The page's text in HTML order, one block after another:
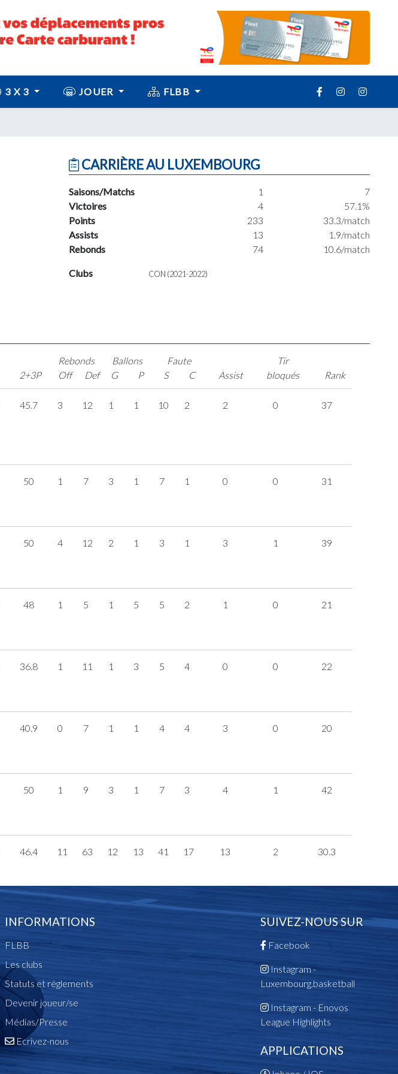
3 X 3 JOUER FLBB
CARRIÈRE AU LUXEMBOURG
Saisons/Matchs 1
7
Victoires
4
57.1%
Points
233
33.3/match
Assists
13
1.9/match
Rebonds
74 10.6/match
Clubs CON (2021-2022)
2+3P
Rebonds
Off
Def
Ballons
G
P
Faute
S
C Assist
Tir
bloqués
Rank
45.7 3 12 1 1 10 2 2 0 37
50 1 7 3 1 7 1 0 0 31
50 4 12 2 1 3 1 3 1 39
48 1 5 1 5 5 2 1 0 21
36.8 1 11 1 3 5 4 0 0 22
40.9 0 7 1 1 4 4 3 0 20
50 1 9 3 1 7 3 4 1 42
46.4 11 63 12 13 41 17 13 2 30.3
INFORMATIONS
FLBB
Les clubs
Statuts et réglements
Devenir joueur/se
Médias/Presse
Ecrivez-nous
SUIVEZ-NOUS SUR
Facebook
Instagram -
Luxembourg.basketball
Instagram - Enovos
League Highlights
APPLICATIONS